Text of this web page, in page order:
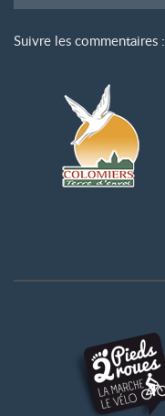
Suivre les commentaires :